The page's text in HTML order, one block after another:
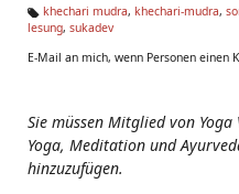
Ta
s:
khechari mudra, khechari-mudra,
lesung, sukadev
E-Mail an mich, wenn Personen einen
Sie müssen Mitglied von
Yoga, Meditation und
hinzuzufügen.